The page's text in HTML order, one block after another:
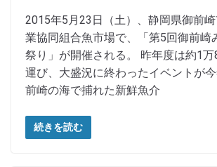
2015年5月23日（土）、静岡県御前
業協同組合魚市場で、「第5回御前崎
祭り」が開催される。 昨年度は約1
運び、大盛況に終わったイベントが
前崎の海で捕れた新鮮魚介
続きを読む